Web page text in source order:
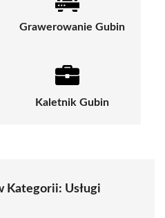
Grawerowanie Gubin
Kaletnik Gubin
Kategorii: Usługi